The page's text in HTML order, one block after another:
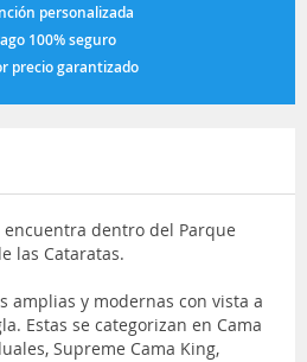
personalizada
100% seguro
precio garantizado
dentro del Parque
las Cataratas.
amplias y modernas con vista a
Estas se categorizan en Cama
Supreme Cama King,